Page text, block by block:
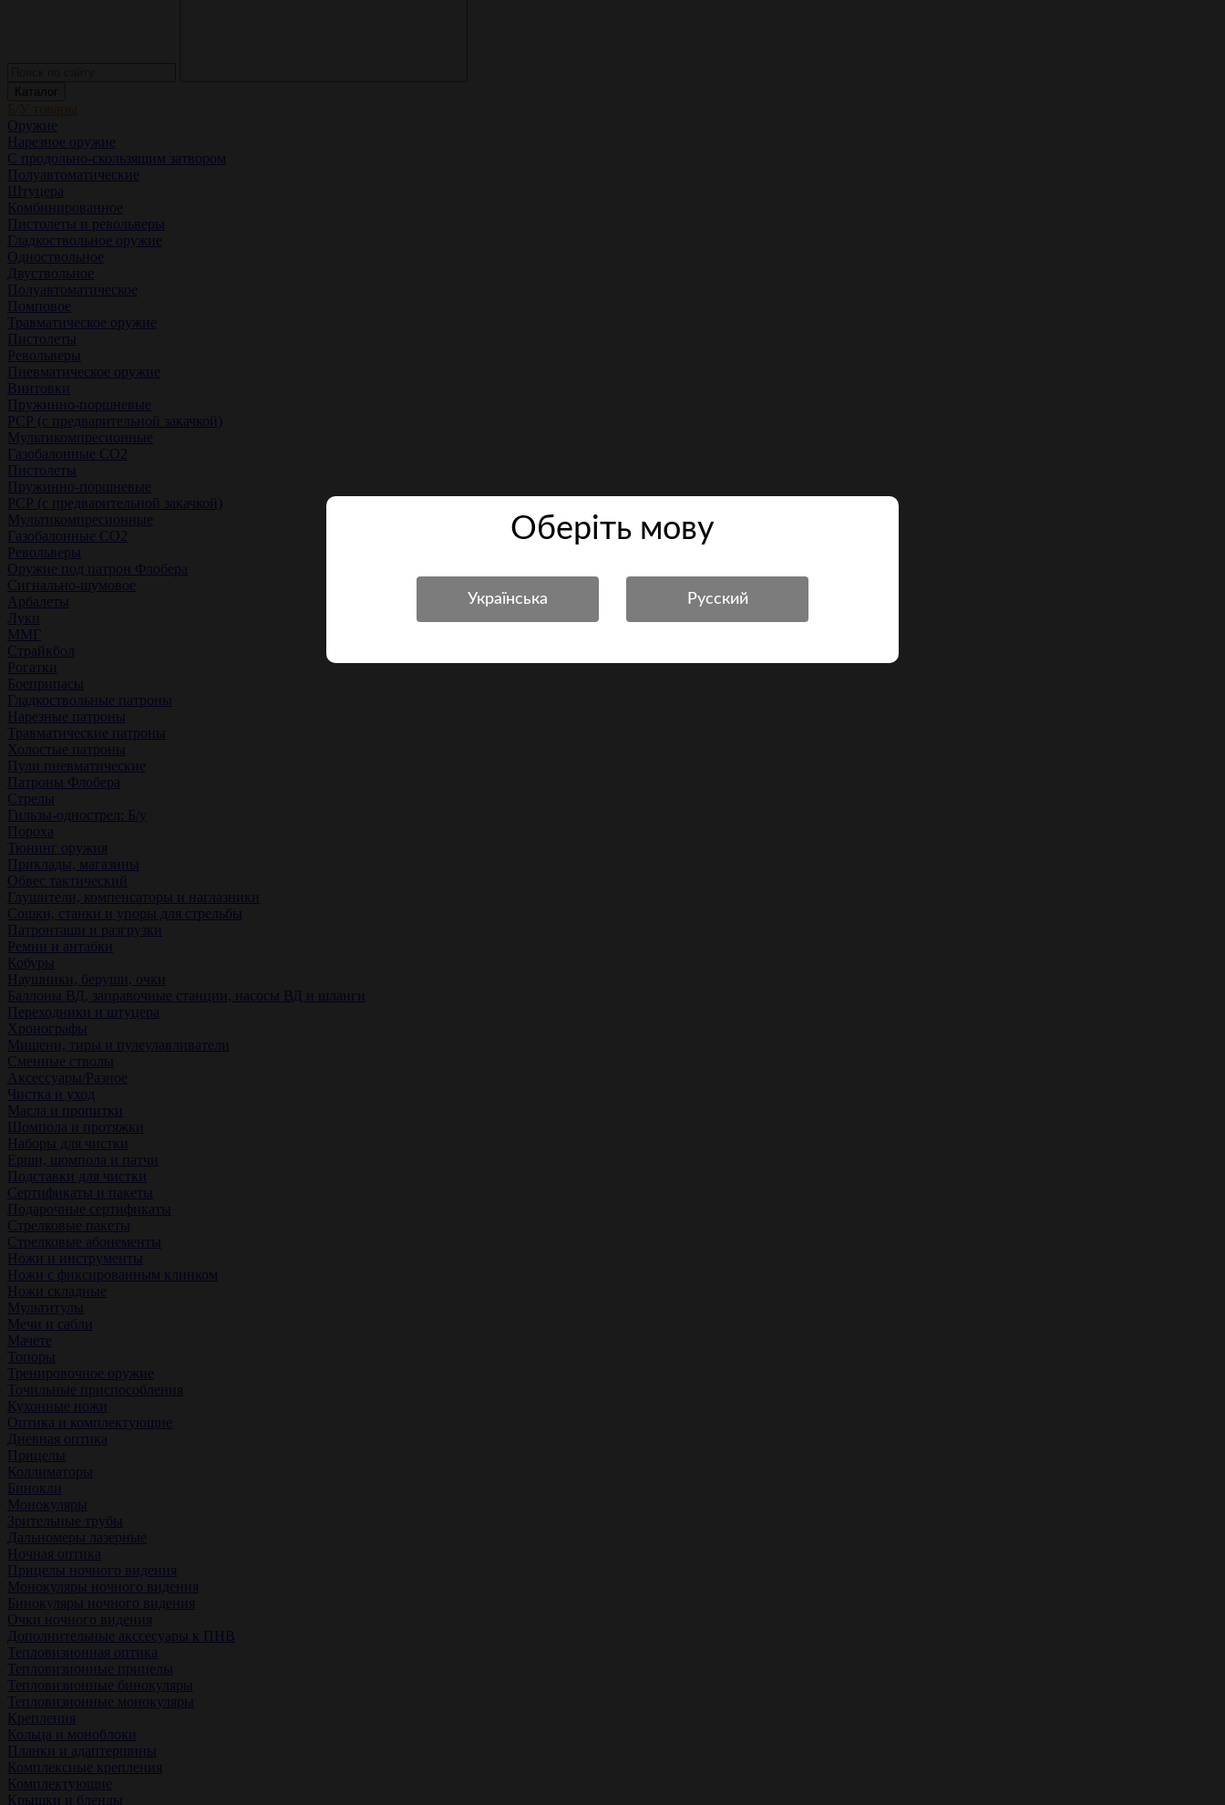
Каталог
Б/У товары
Оружие
Нарезное оружие
С продольно-скользящим затвором
Полуавтоматические
Штуцера
Комбинированное
Пистолеты и револьверы
Гладкоствольное оружие
Одноствольное
Двуствольное
Полуавтоматическое
Помповое
Травматическое оружие
Пистолеты
Револьверы
Пневматическое оружие
Винтовки
Пружинно-поршневые
РСР (с предварительной закачкой)
Мультикомпресионные
Газобалонные СО2
Пистолеты
Пружинно-поршневые
РСР (с предварительной закачкой)
Мультикомпресионные
Газобалонные СО2
Револьверы
Оружие под патрон Флобера
Сигнально-шумовое
Арбалеты
Луки
ММГ
Страйкбол
Рогатки
Боеприпасы
Гладкоствольные патроны
Нарезные патроны
Травматические патроны
Холостые патроны
Пули пневматические
Патроны Флобера
Стрелы
Гильзы-однострел: Б/у
Пороха
Тюнинг оружия
Приклады, магазины
Обвес тактический
Глушители, компенсаторы и наглазники
Сошки, станки и упоры для стрельбы
Патронташи и разгрузки
Ремни и антабки
Кобуры
Наушники, беруши, очки
Баллоны ВД, заправочные станции, насосы ВД и шланги
Переходники и штуцера
Хронографы
Мишени, тиры и пулеулавливатели
Сменные стволы
Аксессуары/Разное
Чистка и уход
Масла и пропитки
Шомпола и протяжки
Наборы для чистки
Ерши, шомпола и патчи
Подставки для чистки
Сертификаты и пакеты
Подарочные сертификаты
Стрелковые пакеты
Стрелковые абонементы
Ножи и инструменты
Ножи с фиксированным клинком
Ножи складные
Мультитулы
Мечи и сабли
Мачете
Топоры
Тренировочное оружие
Точильные приспособления
Кухонные ножи
Оптика и комплектующие
Дневная оптика
Прицелы
Коллиматоры
Бинокли
Монокуляры
Зрительные трубы
Дальномеры лазерные
Ночная оптика
Прицелы ночного видения
Монокуляры ночного видения
Бинокуляры ночного видения
Очки ночного видения
Дополнительные акссесуары к ПНВ
Тепловизионная оптика
Тепловизионные прицелы
Тепловизионные бинокуляры
Тепловизионные монокуляры
Крепления
Кольца и моноблоки
Планки и адаптершины
Комплексные крепления
Комплектующие
Крышки и бленды
Оберiть мову